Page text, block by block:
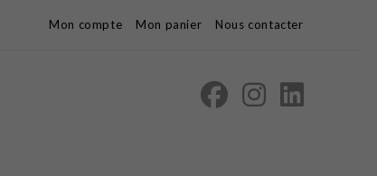
Mon compte Mon panier Nous contacter